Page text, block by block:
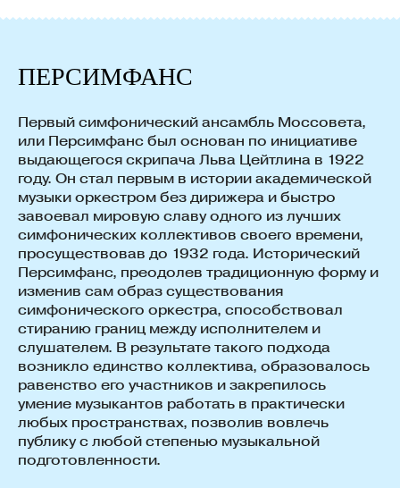
ПЕРСИМФАНС
Первый симфонический ансамбль Моссовета,
или Персимфанс был основан по инициативе
выдающегося скрипача Льва Цейтлина в 1922
году. Он стал первым в истории академической
музыки оркестром без дирижера и быстро
завоевал мировую славу одного из лучших
симфонических коллективов своего времени,
просуществовав до 1932 года. Исторический
Персимфанс, преодолев традиционную форму и
изменив сам образ существования
симфонического оркестра, способствовал
стиранию границ между исполнителем и
слушателем. В результате такого подхода
возникло единство коллектива, образовалось
равенство его участников и закрепилось
умение музыкантов работать в практически
любых пространствах, позволив вовлечь
публику с любой степенью музыкальной
подготовленности.